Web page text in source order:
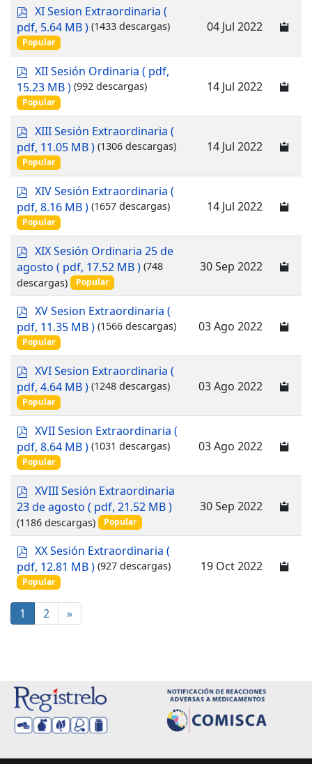
p
d
f
XI Sesion Extraordinaria (
pdf, 5.64 MB ) (1433 descargas)
Popular
04 Jul 2022
p
d
f
XII Sesión Ordinaria ( pdf,
15.23 MB ) (992 descargas)
Popular
14 Jul 2022
p
d
f
XIII Sesión Extraordinaria (
pdf, 11.05 MB ) (1306 descargas)
Popular
14 Jul 2022
p
d
f
XIV Sesión Extraordinaria (
pdf, 8.16 MB ) (1657 descargas)
Popular
14 Jul 2022
p
d
f
XIX Sesión Ordinaria 25 de
agosto ( pdf, 17.52 MB ) (748
descargas)
Popular
30 Sep 2022
p
d
f
XV Sesion Extraordinaria (
pdf, 11.35 MB ) (1566 descargas)
Popular
03 Ago 2022
p
d
f
XVI Sesion Extraordinaria (
pdf, 4.64 MB ) (1248 descargas)
Popular
03 Ago 2022
p
d
f
XVII Sesion Extraordinaria (
pdf, 8.64 MB ) (1031 descargas)
Popular
03 Ago 2022
p
d
f
XVIII Sesión Extraordinaria
23 de agosto ( pdf, 21.52 MB )
(1186 descargas) Popular
30 Sep 2022
p
d
f
XX Sesión Extraordinaria (
pdf, 12.81 MB ) (927 descargas)
Popular
19 Oct 2022
1 2 »